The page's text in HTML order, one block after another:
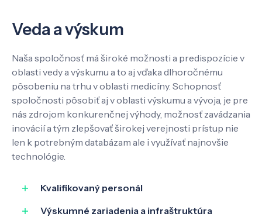
Veda a výskum
Naša spoločnosť má široké možnosti a predispozície v
oblasti vedy a výskumu a to aj vďaka dlhoročnému
pôsobeniu na trhu v oblasti medicíny. Schopnosť
spoločnosti pôsobiť aj v oblasti výskumu a vývoja, je pre
nás zdrojom konkurenčnej výhody, možnosť zavádzania
inovácií a tým zlepšovať širokej verejnosti prístup nie
len k potrebným databázam ale i využívať najnovšie
technológie.
Kvalifikovaný personál
Výskumné zariadenia a infraštruktúra